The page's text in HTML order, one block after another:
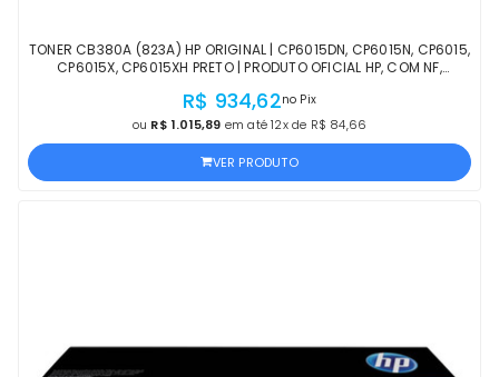
TONER CB380A (823A) HP ORIGINAL | CP6015DN, CP6015N, CP6015,
CP6015X, CP6015XH PRETO | PRODUTO OFICIAL HP, COM NF,
R$ 934,62no Pix
ou R$ 1.015,89 em até 12x de R$ 84,66
VER PRODUTO